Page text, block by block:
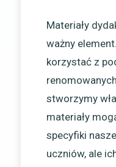
Materiały
ważny
korzystać z
stworzymy
materiały
specyfiki
uczniów, ale